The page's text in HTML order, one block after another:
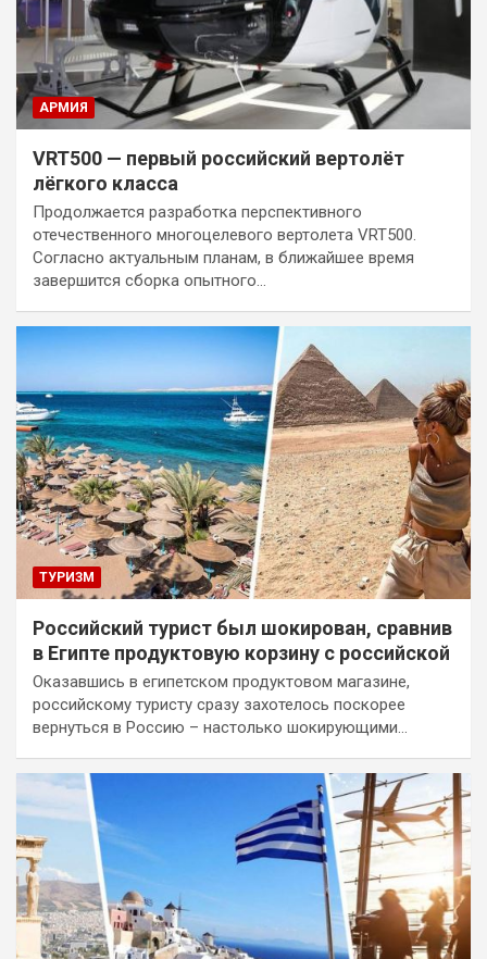
АРМИЯ
VRT500 — первый российский вертолёт
лёгкого класса
Продолжается разработка перспективного
отечественного многоцелевого вертолета VRT500.
Согласно актуальным планам, в ближайшее время
завершится сборка опытного…
ТУРИЗМ
Российский турист был шокирован, сравнив
в Египте продуктовую корзину с российской
Оказавшись в египетском продуктовом магазине,
российскому туристу сразу захотелось поскорее
вернуться в Россию – настолько шокирующими…